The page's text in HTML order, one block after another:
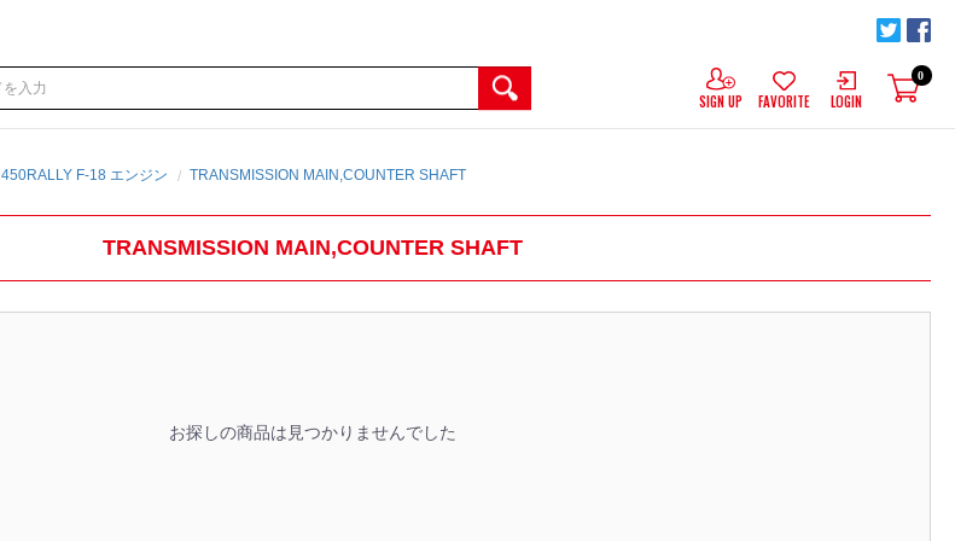
SIGN UP FAVORITE LOGIN
0
450RALLY F-18 エンジン TRANSMISSION MAIN,COUNTER SHAFT
TRANSMISSION MAIN,COUNTER SHAFT
お探しの商品は見つかりませんでした